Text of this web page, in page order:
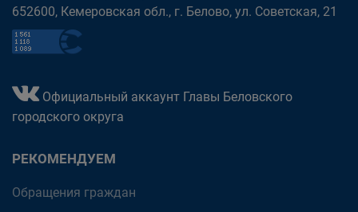
652600, Кемеровская обл., г. Белово, ул. Советская, 21
Официальный аккаунт Главы Беловского
городского округа
РЕКОМЕНДУЕМ
Обращения граждан